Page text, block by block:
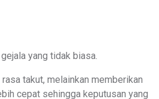
yang tidak biasa.
takut, melainkan memberikan
cepat sehingga keputusan yang